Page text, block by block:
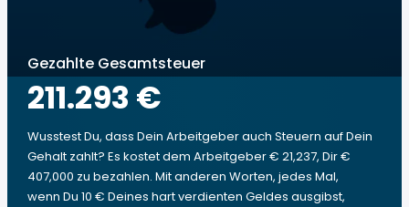
Gezahlte Gesamtsteuer
211.293 €
Wusstest Du, dass Dein Arbeitgeber auch Steuern auf Dein
Gehalt zahlt? Es kostet dem Arbeitgeber € 21,237, Dir €
407,000 zu bezahlen. Mit anderen Worten, jedes Mal,
wenn Du 10 € Deines hart verdienten Geldes ausgibst,